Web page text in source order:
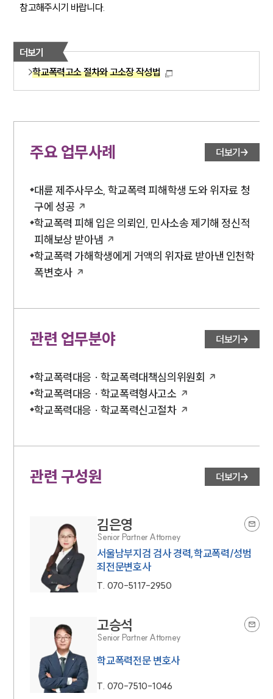
참고해주시기 바랍니다.
더보기
학교폭력고소 절차와 고소장 작성법
주요 업무사례 더보기
대륜 제주사무소, 학교폭력 피해학생 도와 위자료 청
구에 성공
학교폭력 피해 입은 의뢰인, 민사소송 제기해 정신적
피해보상 받아냄
학교폭력 가해학생에게 거액의 위자료 받아낸 인천학
폭변호사
관련 업무분야 더보기
학교폭력대응 · 학교폭력대책심의위원회
학교폭력대응 · 학교폭력형사고소
학교폭력대응 · 학교폭력신고절차
관련 구성원 더보기
김은영
Senior Partner Attorney
서울남부지검 검사 경력,학교폭력/성범
죄전문변호사
T. 070-5117-2950
고승석
Senior Partner Attorney
학교폭력전문 변호사
T. 070-7510-1046